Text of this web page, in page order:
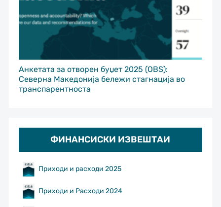
Анкетата за отворен буџет 2025 (OBS):
Северна Македонија бележи стагнација во
транспарентноста
ФИНАНСИСКИ ИЗВЕШТАИ
Приходи и расходи 2025
Приходи и Расходи 2024